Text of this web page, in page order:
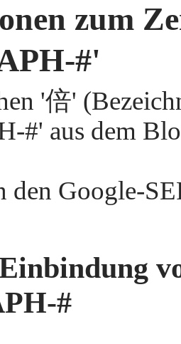
zum
#'
'倍'
#' aus dem
den Google-
#